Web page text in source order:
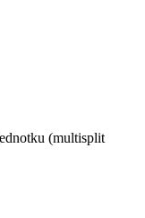
(multisplit